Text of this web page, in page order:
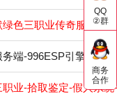
QQ
②群
商务
合作
色三职业传奇服务端-
端-996ESP引擎-经典
业-拾取鉴定-假人系